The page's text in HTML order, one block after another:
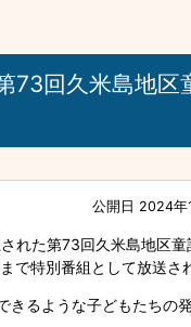
73回久米島地区
公開日 2024年
れた第73回久米島地区童
で特別番組として放送さ
るような子どもたちの